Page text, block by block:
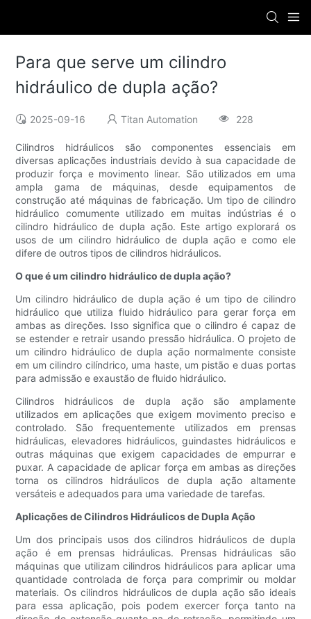
Para que serve um cilindro
hidráulico de dupla ação?
2025-09-16 Titan Automation 228
Cilindros hidráulicos são componentes essenciais em
diversas aplicações industriais devido à sua capacidade de
produzir força e movimento linear. São utilizados em uma
ampla gama de máquinas, desde equipamentos de
construção até máquinas de fabricação. Um tipo de cilindro
hidráulico comumente utilizado em muitas indústrias é o
cilindro hidráulico de dupla ação. Este artigo explorará os
usos de um cilindro hidráulico de dupla ação e como ele
difere de outros tipos de cilindros hidráulicos.
O que é um cilindro hidráulico de dupla ação?
Um cilindro hidráulico de dupla ação é um tipo de cilindro
hidráulico que utiliza fluido hidráulico para gerar força em
ambas as direções. Isso significa que o cilindro é capaz de
se estender e retrair usando pressão hidráulica. O projeto de
um cilindro hidráulico de dupla ação normalmente consiste
em um cilindro cilíndrico, uma haste, um pistão e duas portas
para admissão e exaustão de fluido hidráulico.
Cilindros hidráulicos de dupla ação são amplamente
utilizados em aplicações que exigem movimento preciso e
controlado. São frequentemente utilizados em prensas
hidráulicas, elevadores hidráulicos, guindastes hidráulicos e
outras máquinas que exigem capacidades de empurrar e
puxar. A capacidade de aplicar força em ambas as direções
torna os cilindros hidráulicos de dupla ação altamente
versáteis e adequados para uma variedade de tarefas.
Aplicações de Cilindros Hidráulicos de Dupla Ação
Um dos principais usos dos cilindros hidráulicos de dupla
ação é em prensas hidráulicas. Prensas hidráulicas são
máquinas que utilizam cilindros hidráulicos para aplicar uma
quantidade controlada de força para comprimir ou moldar
materiais. Os cilindros hidráulicos de dupla ação são ideais
para essa aplicação, pois podem exercer força tanto na